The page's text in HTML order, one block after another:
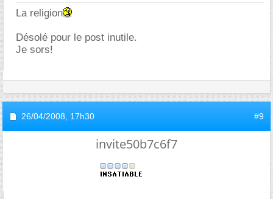
La religion
Désolé pour le post inutile.
Je sors!
26/04/2008, 17h30 #9
invite50b7c6f7